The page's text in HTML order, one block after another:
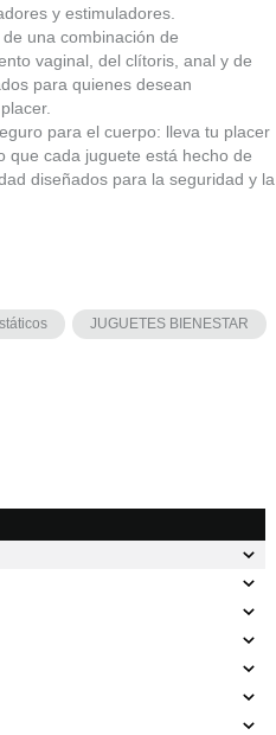
y estimuladores.
una combinación de
vaginal, del clítoris, anal y de
para quienes desean
para el cuerpo: lleva tu placer
que cada juguete está hecho de
diseñados para la seguridad y la
JUGUETES BIENESTAR